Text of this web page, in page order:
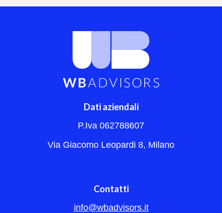
Dati aziendali
P.Iva 062788607
Via Giacomo Leopardi 8, Milano
Contatti
info@wbadvisors.it